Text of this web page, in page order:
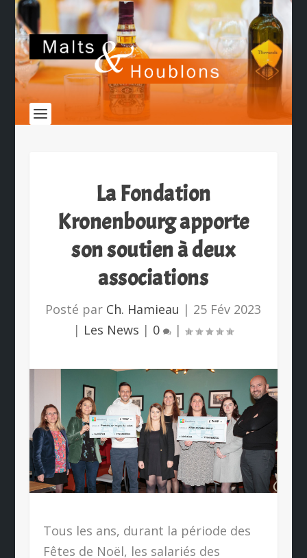
La Fondation
Kronenbourg apporte
son soutien à deux
associations
Posté par Ch. Hamieau | 25 Fév 2023
| Les News | 0 |
Tous les ans, durant la période des
Fêtes de Noël, les salariés des